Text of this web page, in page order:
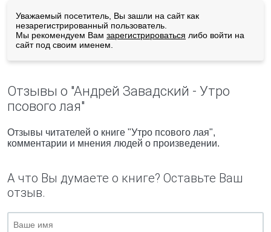
Уважаемый посетитель, Вы зашли на сайт как
незарегистрированный пользователь.
Мы рекомендуем Вам зарегистрироваться либо войти на
сайт под своим именем.
Отзывы о "Андрей Завадский - Утро
псового лая"
Отзывы читателей о книге "Утро псового лая",
комментарии и мнения людей о произведении.
А что Вы думаете о книге? Оставьте Ваш
отзыв.